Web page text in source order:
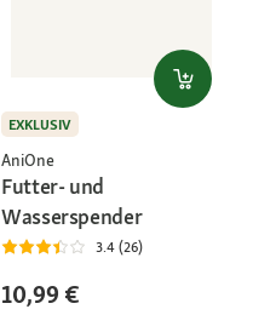
EXKLUSIV
AniOne
Futter- und
Wasserspender
3.4 (26)
10,99 €